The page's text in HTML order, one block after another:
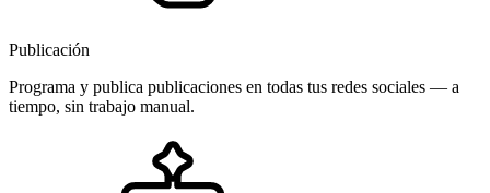
Publicación
Programa y publica publicaciones en todas tus redes sociales — a
tiempo, sin trabajo manual.